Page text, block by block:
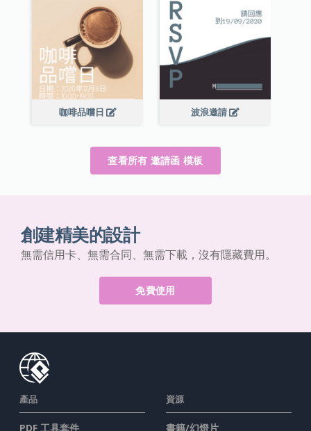
咖啡品嚐日 波浪邀請
查看所有 邀請函 模板
創建精美的設計
無需信用卡、無需合同、無需下載，沒有隱藏費用。
免費使用
產品
PDF 工具套件
資源
書籍/幻燈片